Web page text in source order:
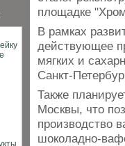
площадке
В рамках
действующее
мягких и
Санкт-
Также
Москвы, что
производство
шоколадно-